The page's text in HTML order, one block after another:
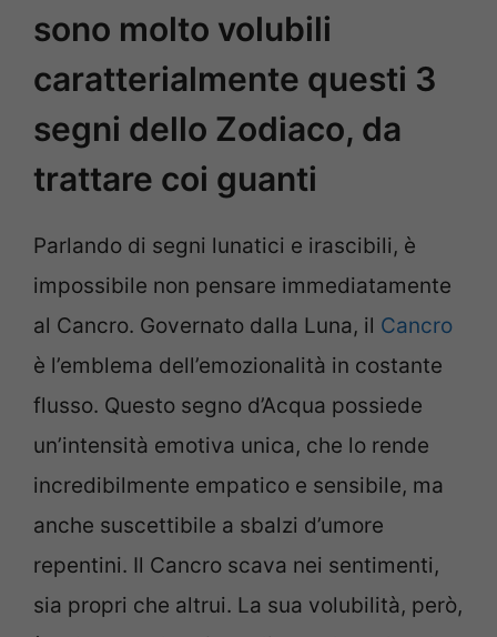
sono molto volubili
caratterialmente questi 3
segni dello Zodiaco, da
trattare coi guanti
Parlando di segni lunatici e irascibili, è
impossibile non pensare immediatamente
al Cancro. Governato dalla Luna, il Cancro
è l’emblema dell’emozionalità in costante
flusso. Questo segno d’Acqua possiede
un’intensità emotiva unica, che lo rende
incredibilmente empatico e sensibile, ma
anche suscettibile a sbalzi d’umore
repentini. Il Cancro scava nei sentimenti,
sia propri che altrui. La sua volubilità, però,